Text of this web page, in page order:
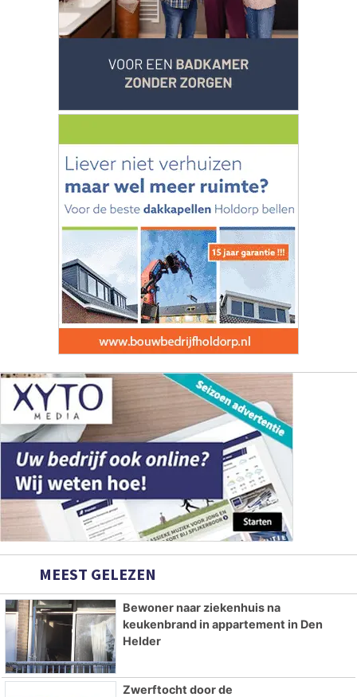
MEEST GELEZEN
Bewoner naar ziekenhuis na
keukenbrand in appartement in Den
Helder
Zwerftocht door de